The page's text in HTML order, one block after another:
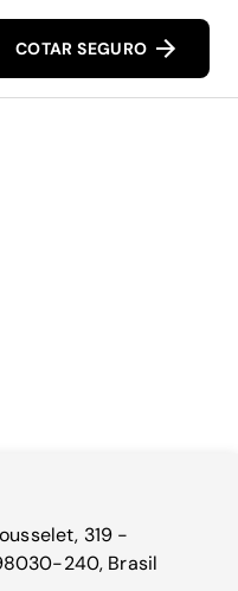
COTAR SEGURO
319 -
240, Brasil